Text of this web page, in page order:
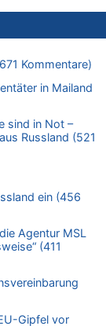
der Roten
–
der Roten
das
Vias
Kommentare)
in Mailand
sind in Not –
Russland (521
ein (456
Agentur MSL
(411
Gipfel vor